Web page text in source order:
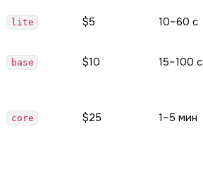
lite $5 10–60 с
base $10 15–100 с
core $25 1–5 мин